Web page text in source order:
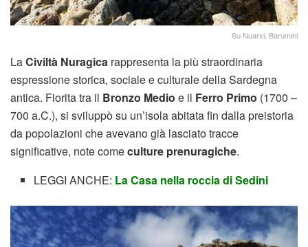
Su Nuarxi, Barumini
LaCiviltà Nuragica rappresenta la più straordinaria
espressione storica, sociale e culturale della Sardegna
antica. Fiorita tra il Bronzo Medio e il Ferro Primo (1700 –
700 a.C.), si sviluppò su un’isola abitata fin dalla preistoria
da popolazioni che avevano già lasciato tracce
significative, note comeculture prenuragiche.
LEGGI ANCHE: La Casa nella roccia di Sedini